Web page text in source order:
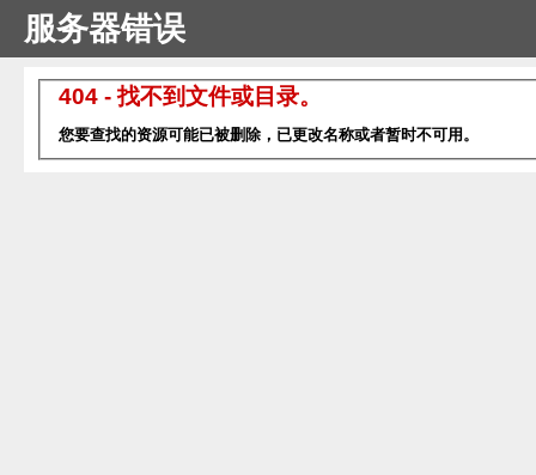
服务器错误
404 - 找不到文件或目录。
您要查找的资源可能已被删除，已更改名称或者暂时不可用。